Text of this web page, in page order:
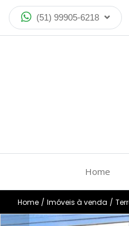
(51) 99905-6218
Home
Home / Imóveis à venda /